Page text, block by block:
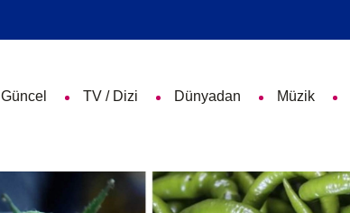
Güncel TV / Dizi Dünyadan Müzik